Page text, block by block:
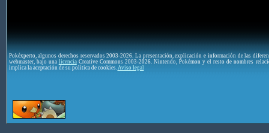
Pokéxperto, algunos derechos reservados 2003-2026. La presentación, explicación e información de las
webmaster, bajo una licenciaCreative Commons 2003-2026. Nintendo, Pokémon y el resto de nombres
implica la aceptación de su política de cookies. Aviso legal